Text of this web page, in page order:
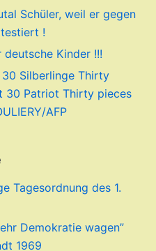
Schüler, weil er gegen
!
Kinder !!!
Silberlinge Thirty
30 Patriot Thirty pieces
AFP
Tagesordnung des 1.
Demokratie wagen”
1969